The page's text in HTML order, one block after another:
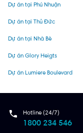
Dự án tại Phú Nhuận
Dự án tại Thủ Đức
Dự án tại Nhà Bè
Dự án Glory Heigts
Dự án Lumiere Boulevard
Hotline (24/7)
1800 234 546